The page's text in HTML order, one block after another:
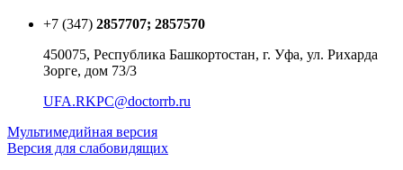
+7 (347) 2857707; 2857570
450075, Республика Башкортостан, г. Уфа, ул. Рихарда
Зорге, дом 73/3
UFA.RKPC@doctorrb.ru
Мультимедийная версия
Версия для слабовидящих